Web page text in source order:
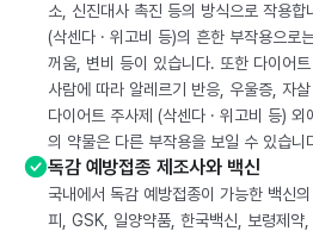
소, 신진대사 촉진 등의 방식으로 작용합
(삭센다 · 위고비 등)의 흔한 부작용으로
꺼움, 변비 등이 있습니다. 또한 다이어
사람에 따라 알레르기 반응, 우울증, 자
다이어트 주사제 (삭센다 · 위고비 등)
의 약물은 다른 부작용을 보일 수 있습니
독감 예방접종 제조사와 백신
국내에서 독감 예방접종이 가능한 백신
피, GSK, 일양약품, 한국백신, 보령제약